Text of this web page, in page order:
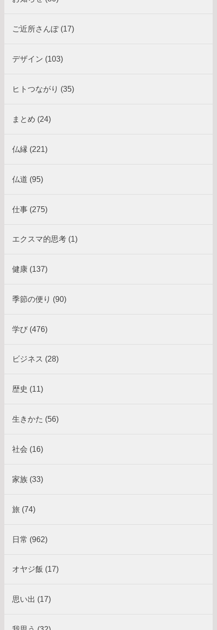
ご近所さんぽ (17)
デザイン (103)
ヒトつながり (35)
まとめ (24)
仏縁 (221)
仏道 (95)
仕事 (275)
エクスマ的思考 (1)
健康 (137)
季節の便り (90)
学び (476)
ビジネス (28)
歴史 (11)
生きかた (56)
社会 (16)
家族 (33)
旅 (74)
日常 (962)
オヤジ飯 (17)
思い出 (17)